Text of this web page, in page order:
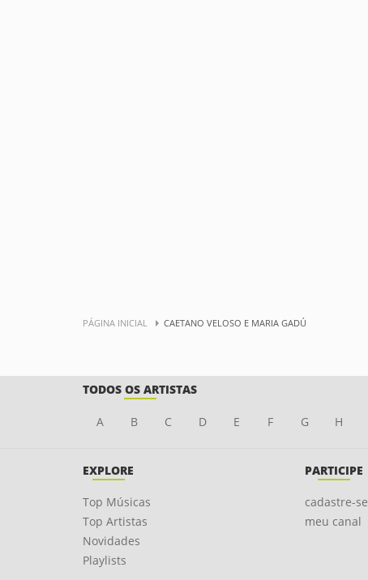
PÁGINA INICIAL CAETANO VELOSO E MARIA GADÚ
TODOS OS ARTISTAS
A B C D E F G H
EXPLORE
Top Músicas
Top Artistas
Novidades
Playlists
PARTICIPE
cadastre-se
meu canal